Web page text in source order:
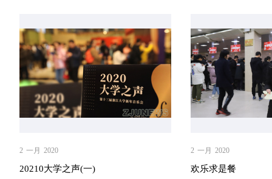
2 一月 2020
20210大学之声(一)
2 一月 2020
欢乐求是餐